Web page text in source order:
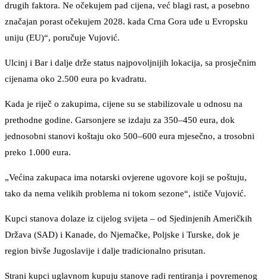
drugih faktora. Ne očekujem pad cijena, već blagi rast, a posebno
značajan porast očekujem 2028. kada Crna Gora uđe u Evropsku
uniju (EU)“, poručuje Vujović.
Ulcinj i Bar i dalje drže status najpovoljnijih lokacija, sa prosječnim
cijenama oko 2.500 eura po kvadratu.
Kada je riječ o zakupima, cijene su se stabilizovale u odnosu na
prethodne godine. Garsonjere se izdaju za 350–450 eura, dok
jednosobni stanovi koštaju oko 500–600 eura mjesečno, a trosobni
preko 1.000 eura.
„Većina zakupaca ima notarski ovjerene ugovore koji se poštuju,
tako da nema velikih problema ni tokom sezone“, ističe Vujović.
Kupci stanova dolaze iz cijelog svijeta – od Sjedinjenih Američkih
Država (SAD) i Kanade, do Njemačke, Poljske i Turske, dok je
region bivše Jugoslavije i dalje tradicionalno prisutan.
Strani kupci uglavnom kupuju stanove radi rentiranja i povremenog